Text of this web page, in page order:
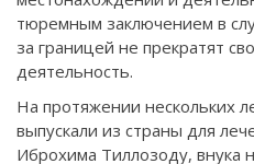
тюремным заключением в
за границей не прекратят
деятельность.
На протяжении нескольких
выпускали из страны для
Иброхима Тиллозоду, внука